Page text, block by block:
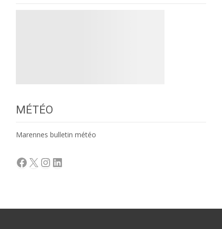
MÉTÉO
Marennes bulletin météo
Facebook
X Instagram
LinkedIn